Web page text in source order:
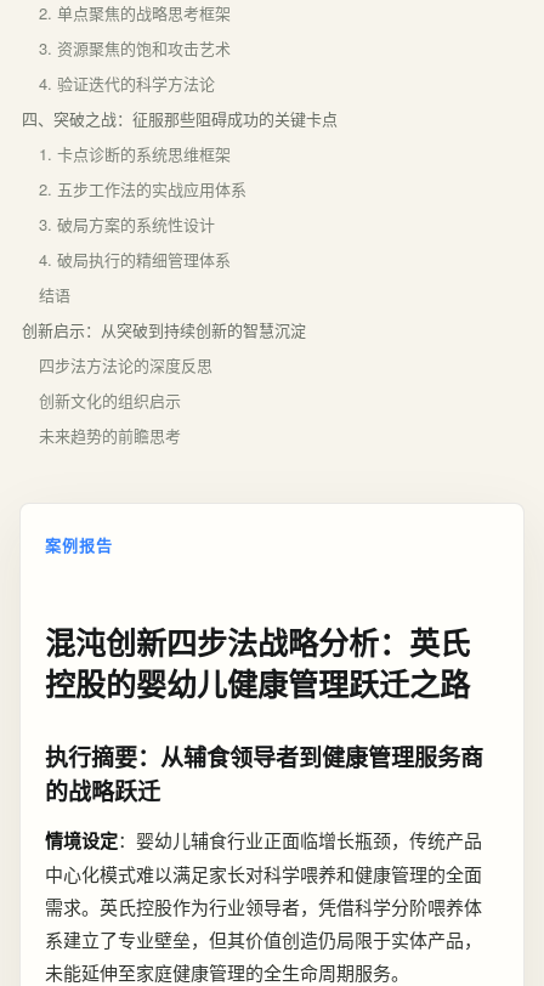
2. 单点聚焦的战略思考框架
3. 资源聚焦的饱和攻击艺术
4. 验证迭代的科学方法论
四、突破之战：征服那些阻碍成功的关键卡点
1. 卡点诊断的系统思维框架
2. 五步工作法的实战应用体系
3. 破局方案的系统性设计
4. 破局执行的精细管理体系
结语
创新启示：从突破到持续创新的智慧沉淀
四步法方法论的深度反思
创新文化的组织启示
未来趋势的前瞻思考
案例报告
混沌创新四步法战略分析：英氏
控股的婴幼儿健康管理跃迁之路
执行摘要：从辅食领导者到健康管理服务商
的战略跃迁
情境设定：婴幼儿辅食行业正面临增长瓶颈，传统产品
中心化模式难以满足家长对科学喂养和健康管理的全面
需求。英氏控股作为行业领导者，凭借科学分阶喂养体
系建立了专业壁垒，但其价值创造仍局限于实体产品，
未能延伸至家庭健康管理的全生命周期服务。